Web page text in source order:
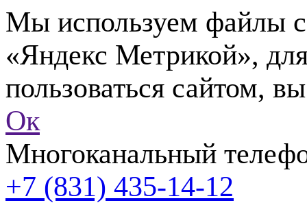
Мы используем файлы
«Яндекс Метрикой»,
пользоваться сайтом,
Ок
Многоканальный
+7 (831) 435-14-12